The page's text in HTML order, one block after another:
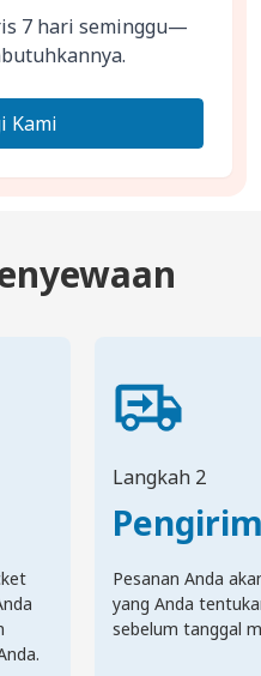
7 hari seminggu—
Kami
Langkah 2
Pesanan Anda
yang Anda
sebelum tanggal